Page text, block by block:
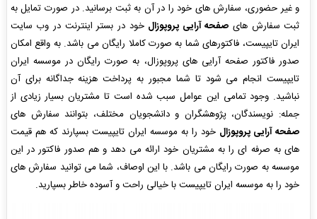
و غیر حضوری، سفارش های خود را در آن به ثبت برسانید. در صورت تمایل به
ثبت سفارش های صفحه آرایی پروپوزال خود در بستر اینترنت در وب سایت
ایران تایپیست، فاکتورهای شما به صورت کاملا رایگان می باشد. به واقع امکان
صدور فاکتور صفحه آرایی های پروپوزال، به صورت رایگان در موسسه ایران
تایپیست انجام می شود تا شما مجبور به پرداخت هزینه جداگانه برای آن
نباشید. وجود تمامی این عوامل سبب شده است تا مشتریان بسیار زیادی از
جمله: نویسندگان، پژوهشگران و دانشجویان مختلف، بتوانند سفارش های
صفحه آرایی پروپوزال خود را به موسسه ایران تایپیست بسپارند که هم قیمت
های به صرفه ای را به مشتریان خود ارائه می دهد و هم صدور فاکتور در این
موسسه به صورت رایگان می باشد. با این اوصاف، شما می توانید سفارش های
خود را به موسسه ایران تایپیست با خیالی راحت و آسوده خاطر بسپارید.